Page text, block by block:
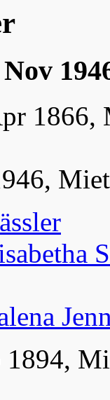
1866,
1894,